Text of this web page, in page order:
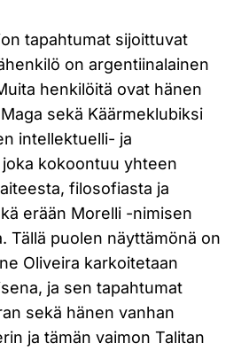
tapahtumat sijoittuvat
on argentiinalainen
henkilöitä ovat hänen
sekä Käärmeklubiksi
intellektuelli- ja
kokoontuu yhteen
filosofiasta ja
erään Morelli -nimisen
Tällä puolen näyttämönä on
Oliveira karkoitetaan
ja sen tapahtumat
sekä hänen vanhan
ja tämän vaimon Talitan